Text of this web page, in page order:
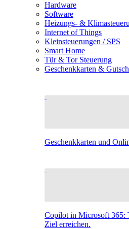
Hardware
Software
Heizungs- &
Internet of Things
Kleinsteuerungen / SPS
Smart Home
Tür & Tor Steuerung
Geschenkkarten &
Geschenkkarten und
Copilot in Microsoft 365:
Ziel erreichen.